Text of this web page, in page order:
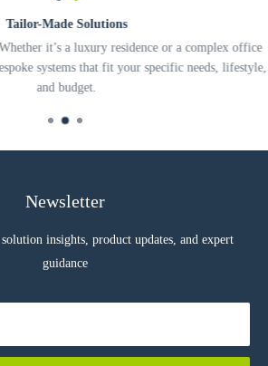
Tailor-Made Solutions
it’s a luxury residence or a complex office
systems that fit your specific needs, lifestyle,
and budget.
Newsletter
insights, product updates, and expert
guidance